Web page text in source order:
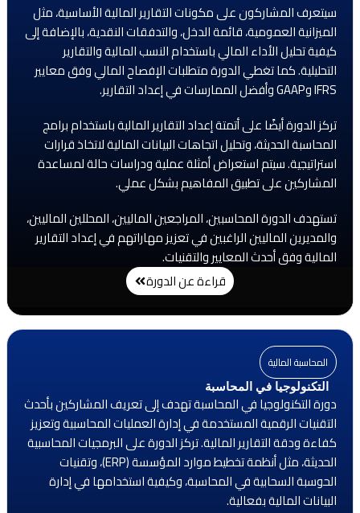
سيتعرف المشاركون على مكونات التقارير المالية الأساسية، مثل
الميزانية العمومية، قائمة الدخل، والتدفقات النقدية، بالإضافة إلى
كيفية تحليل الأداء المالي باستخدام النسب المالية والتقارير
التحليلية. كما تغطي الدورة متطلبات الإفصاح المالي وفق معايير
IFRS وGAAP وأفضل الممارسات في إعداد التقارير.
تركز الدورة أيضًا على أتمتة إعداد التقارير المالية باستخدام برامج
المحاسبة الحديثة، وتحليل اتجاهات البيانات المالية لاتخاذ قرارات
استراتيجية. سيتم استعراض أمثلة عملية ودراسات حالة لمساعدة
المشاركين على تطبيق المفاهيم بشكل عملي.
تستهدف الدورة المحاسبين، المراجعين الماليين، المحللين الماليين،
والمديرين الماليين الراغبين في تعزيز مهاراتهم في إعداد التقارير
المالية وفق أحدث المعايير والتقنيات.
قراءة عن الدورة
المحاسبة المالية
التكنولوجيا في المحاسبة
دورة التكنولوجيا في المحاسبة تهدف إلى تعريف المشاركين بأحدث
التقنيات الرقمية المستخدمة في إدارة العمليات المحاسبية وتعزيز
كفاءة ودقة التقارير المالية. تركز الدورة على البرمجيات المحاسبية
الحديثة، مثل أنظمة تخطيط موارد المؤسسة (ERP)، وتقنيات
الحوسبة السحابية في المحاسبة، وكيفية استخدامها في إدارة
البيانات المالية بفعالية.